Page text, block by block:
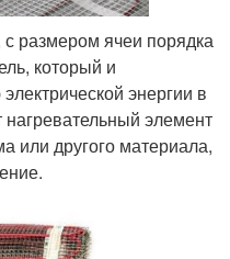
с размером ячеи порядка
который и
энергии в
элемент
или другого материала,